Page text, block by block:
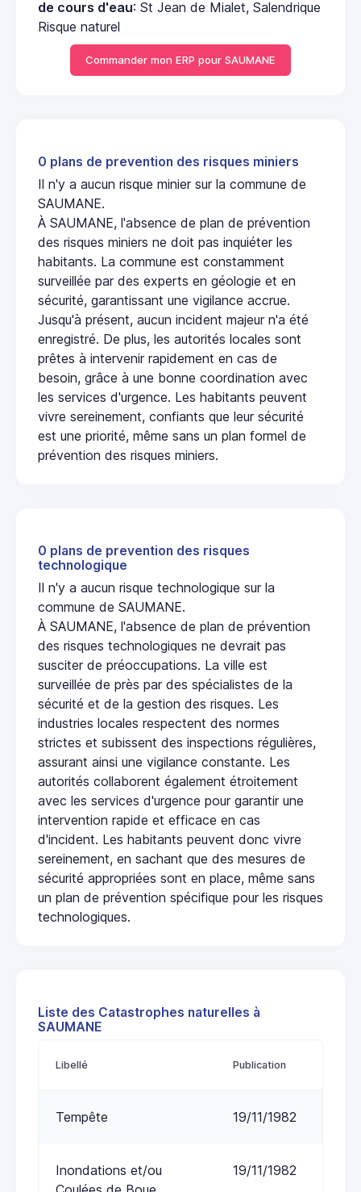
de cours d'eau: St Jean de Mialet, Salendrique
Risque naturel
Commander mon ERP pour SAUMANE
0 plans de prevention des risques miniers
Il n'y a aucun risque minier sur la commune de
SAUMANE.
À SAUMANE, l'absence de plan de prévention
des risques miniers ne doit pas inquiéter les
habitants. La commune est constamment
surveillée par des experts en géologie et en
sécurité, garantissant une vigilance accrue.
Jusqu'à présent, aucun incident majeur n'a été
enregistré. De plus, les autorités locales sont
prêtes à intervenir rapidement en cas de
besoin, grâce à une bonne coordination avec
les services d'urgence. Les habitants peuvent
vivre sereinement, confiants que leur sécurité
est une priorité, même sans un plan formel de
prévention des risques miniers.
0 plans de prevention des risques
technologique
Il n'y a aucun risque technologique sur la
commune de SAUMANE.
À SAUMANE, l'absence de plan de prévention
des risques technologiques ne devrait pas
susciter de préoccupations. La ville est
surveillée de près par des spécialistes de la
sécurité et de la gestion des risques. Les
industries locales respectent des normes
strictes et subissent des inspections régulières,
assurant ainsi une vigilance constante. Les
autorités collaborent également étroitement
avec les services d'urgence pour garantir une
intervention rapide et efficace en cas
d'incident. Les habitants peuvent donc vivre
sereinement, en sachant que des mesures de
sécurité appropriées sont en place, même sans
un plan de prévention spécifique pour les risques
technologiques.
Liste des Catastrophes naturelles à
SAUMANE
Libellé Publication
Tempête 19/11/1982
Inondations et/ou
19/11/1982